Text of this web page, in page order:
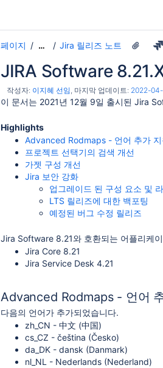
페이지 … Jira 릴리즈 노트
JIRA Software
작성자: 이지혜 선임, 마지막 업데이트: 2022-
이 문서는 2021년 12월 9일 출시된 Jira
Highlights
Advanced Rodmaps - 언어 추가 지
프로젝트 선택기의 검색 개선
가젯 구성 개선
Jira 보안 강화
업그레이드 된 구성 요소 및
LTS 릴리즈에 대한 백포팅
예정된 버그 수정 릴리즈
Jira Software 8.21와 호환되는 어플리케
Jira Core 8.21
Jira Service Desk 4.21
Advanced Rodmaps - 언어
다음의 언어가 추가되었습니다.
zh_CN - 中文 (中国)
cs_CZ - čeština (Česko)
da_DK - dansk (Danmark)
nl_NL - Nederlands (Nederland)